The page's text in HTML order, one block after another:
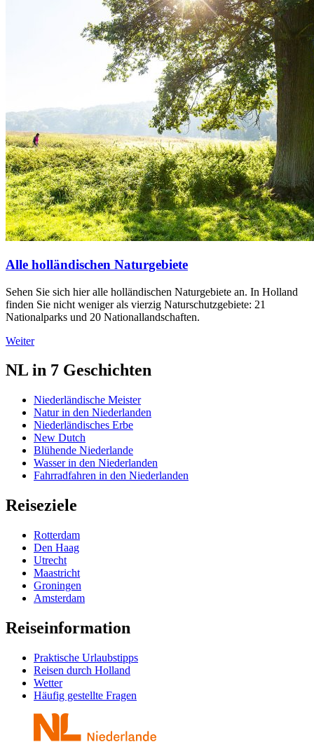
Alle holländischen Naturgebiete
Sehen Sie sich hier alle holländischen Naturgebiete an. In Holland
finden Sie nicht weniger als vierzig Naturschutzgebiete: 21
Nationalparks und 20 Nationallandschaften.
Weiter
NL in 7 Geschichten
Niederländische Meister
Natur in den Niederlanden
Niederländisches Erbe
New Dutch
Blühende Niederlande
Wasser in den Niederlanden
Fahrradfahren in den Niederlanden
Reiseziele
Rotterdam
Den Haag
Utrecht
Maastricht
Groningen
Amsterdam
Reiseinformation
Praktische Urlaubstipps
Reisen durch Holland
Wetter
Häufig gestellte Fragen